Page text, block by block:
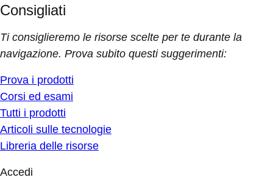
Consigliati
Ti consiglieremo le risorse scelte per te durante la
navigazione. Prova subito questi suggerimenti:
Prova i prodotti
Corsi ed esami
Tutti i prodotti
Articoli sulle tecnologie
Libreria delle risorse
Accedi